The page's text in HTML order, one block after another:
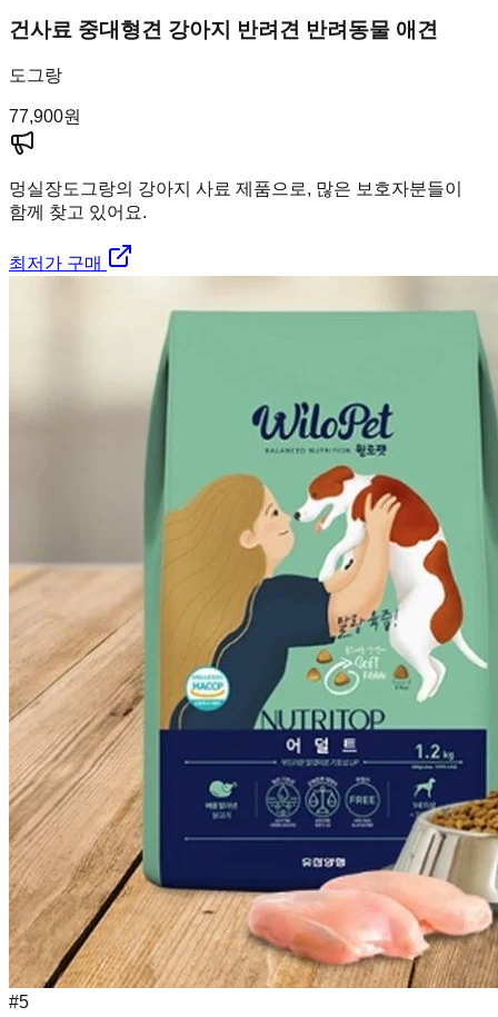
건사료 중대형견 강아지 반려견 반려동물 애견
도그랑
77,900원
멍실장도그랑의 강아지 사료 제품으로, 많은 보호자분들이
함께 찾고 있어요.
최저가 구매
#5